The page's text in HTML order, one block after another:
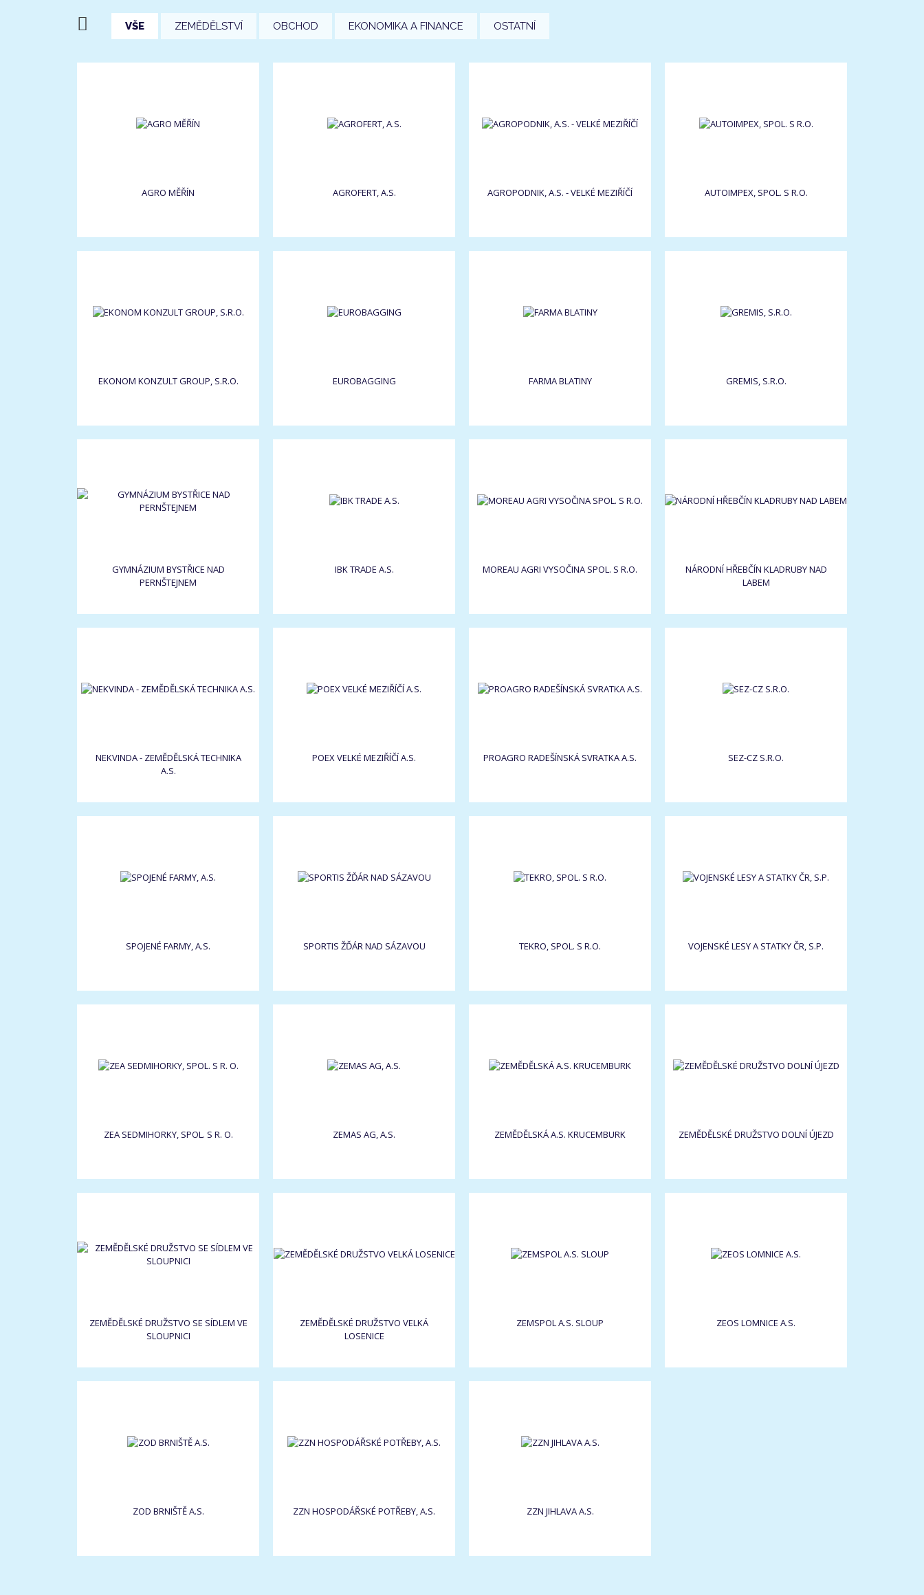
VŠE ZEMĚDĚLSTVÍ OBCHOD EKONOMIKA A FINANCE OSTATNÍ
AGRO MĚŘÍN AGROFERT, A.S. AGROPODNIK, A.S. - VELKÉ MEZIŘÍČÍ AUTOIMPEX, SPOL. S R.O.
EKONOM KONZULT GROUP, S.R.O. EUROBAGGING FARMA BLATINY GREMIS, S.R.O.
GYMNÁZIUM BYSTŘICE NAD
PERNŠTEJNEM
IBK TRADE A.S. MOREAU AGRI VYSOČINA SPOL. S R.O.
NÁRODNÍ HŘEBČÍN KLADRUBY NAD
LABEM
NEKVINDA - ZEMĚDĚLSKÁ TECHNIKA
A.S.
POEX VELKÉ MEZIŘÍČÍ A.S. PROAGRO RADEŠÍNSKÁ SVRATKA A.S. SEZ-CZ S.R.O.
SPOJENÉ FARMY, A.S. SPORTIS ŽĎÁR NAD SÁZAVOU TEKRO, SPOL. S R.O. VOJENSKÉ LESY A STATKY ČR, S.P.
ZEA SEDMIHORKY, SPOL. S R. O. ZEMAS AG, A.S. ZEMĚDĚLSKÁ A.S. KRUCEMBURK ZEMĚDĚLSKÉ DRUŽSTVO DOLNÍ ÚJEZD
ZEMĚDĚLSKÉ DRUŽSTVO SE SÍDLEM VE
SLOUPNICI
ZEMĚDĚLSKÉ DRUŽSTVO VELKÁ
LOSENICE
ZEMSPOL A.S. SLOUP ZEOS LOMNICE A.S.
ZOD BRNIŠTĚ A.S. ZZN HOSPODÁŘSKÉ POTŘEBY, A.S. ZZN JIHLAVA A.S.